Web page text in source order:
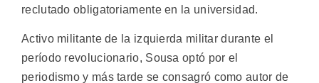
reclutado obligatoriamente en la universidad.
Activo militante de la izquierda militar durante el
período revolucionario, Sousa optó por el
periodismo y más tarde se consagró como autor de